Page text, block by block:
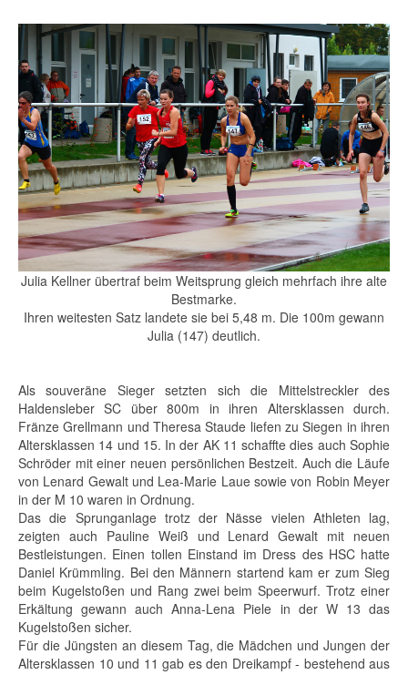
Julia Kellner übertraf beim Weitsprung gleich mehrfach ihre alte
Bestmarke.
Ihren weitesten Satz landete sie bei 5,48 m. Die 100m gewann
Julia (147) deutlich.
Als souveräne Sieger setzten sich die Mittelstreckler des
Haldensleber SC über 800m in ihren Altersklassen durch.
Fränze Grellmann und Theresa Staude liefen zu Siegen in ihren
Altersklassen 14 und 15. In der AK 11 schaffte dies auch Sophie
Schröder mit einer neuen persönlichen Bestzeit. Auch die Läufe
von Lenard Gewalt und Lea-Marie Laue sowie von Robin Meyer
in der M 10 waren in Ordnung.
Das die Sprunganlage trotz der Nässe vielen Athleten lag,
zeigten auch Pauline Weiß und Lenard Gewalt mit neuen
Bestleistungen. Einen tollen Einstand im Dress des HSC hatte
Daniel Krümmling. Bei den Männern startend kam er zum Sieg
beim Kugelstoßen und Rang zwei beim Speerwurf. Trotz einer
Erkältung gewann auch Anna-Lena Piele in der W 13 das
Kugelstoßen sicher.
Für die Jüngsten an diesem Tag, die Mädchen und Jungen der
Altersklassen 10 und 11 gab es den Dreikampf - bestehend aus